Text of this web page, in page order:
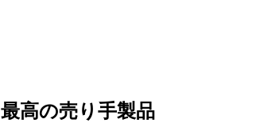
最高の売り手製品